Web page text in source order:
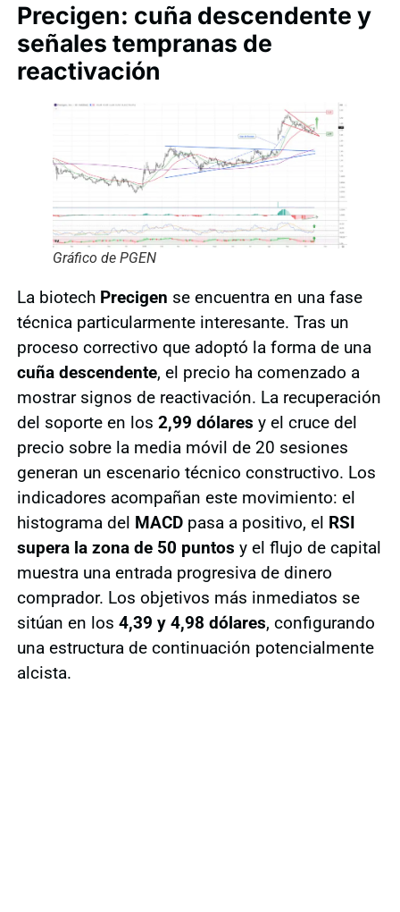
Precigen: cuña descendente y
señales tempranas de
reactivación
Gráfico de PGEN
La biotech Precigen se encuentra en una fase
técnica particularmente interesante. Tras un
proceso correctivo que adoptó la forma de una
cuña descendente, el precio ha comenzado a
mostrar signos de reactivación. La recuperación
del soporte en los 2,99 dólares y el cruce del
precio sobre la media móvil de 20 sesiones
generan un escenario técnico constructivo. Los
indicadores acompañan este movimiento: el
histograma del MACDpasa a positivo, el RSI
supera la zona de 50 puntos y el flujo de capital
muestra una entrada progresiva de dinero
comprador. Los objetivos más inmediatos se
sitúan en los 4,39 y 4,98 dólares, configurando
una estructura de continuación potencialmente
alcista.